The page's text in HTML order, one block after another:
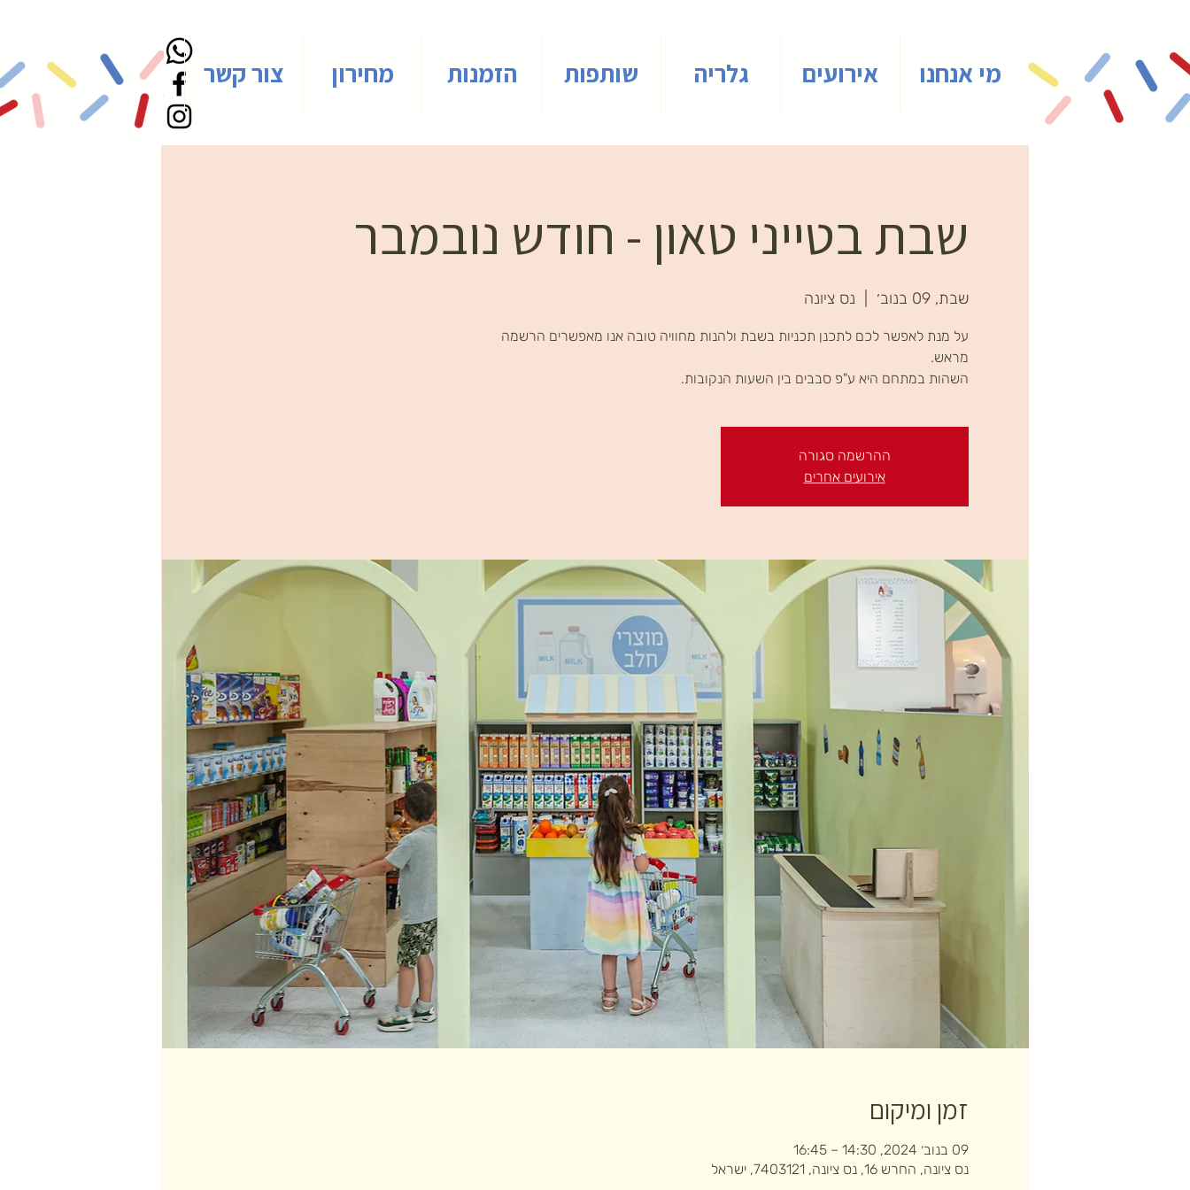
מי אנחנו אירועים גלריה שותפות הזמנות מחירון צור קשר
שבת בטייני טאון - חודש נובמבר
שבת, 09 בנוב׳ נס ציונה
על מנת לאפשר לכם לתכנן תכניות בשבת ולהנות מחוויה טובה אנו מאפשרים הרשמה
השהות במתחם היא ע"פ סבבים בין השעות הנקובות.
ההרשמה סגורה
אירועים אחרים
זמן ומיקום
09 בנוב׳ 2024, 14:30 – 16:45
נס ציונה, החרש 16, נס ציונה, 7403121, ישראל